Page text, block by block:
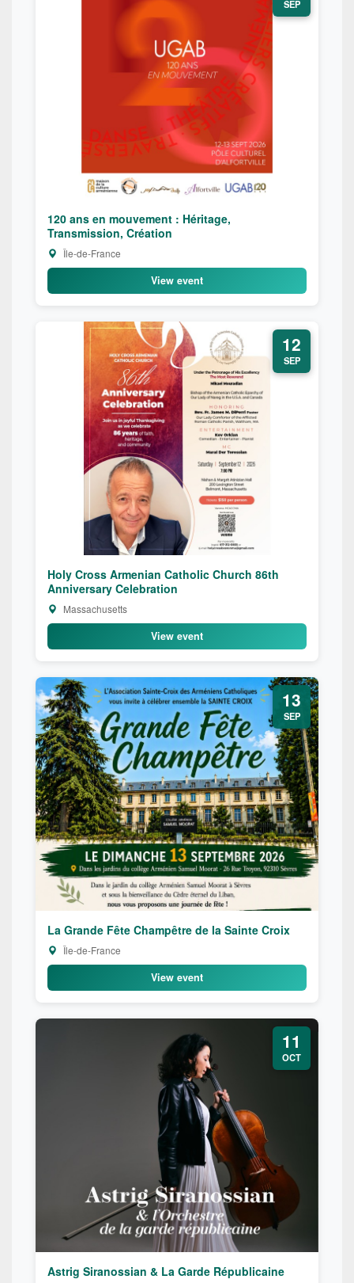
SEP
120 ans en mouvement : Héritage,
Transmission, Création
Île-de-France
View event
12
SEP
Holy Cross Armenian Catholic Church 86th
Anniversary Celebration
Massachusetts
View event
13
SEP
La Grande Fête Champêtre de la Sainte Croix
Île-de-France
View event
11
OCT
Astrig Siranossian & La Garde Républicaine